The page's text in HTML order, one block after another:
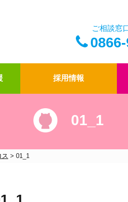
ご相談窓
イ薬局の薬剤師
クター開業支援
採用情報
イ薬局の想い
コマ漫画
01_1
ス > 01_1